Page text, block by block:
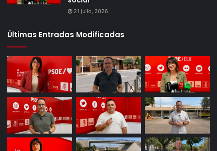
21 julio, 2026
Últimas Entradas Modificadas